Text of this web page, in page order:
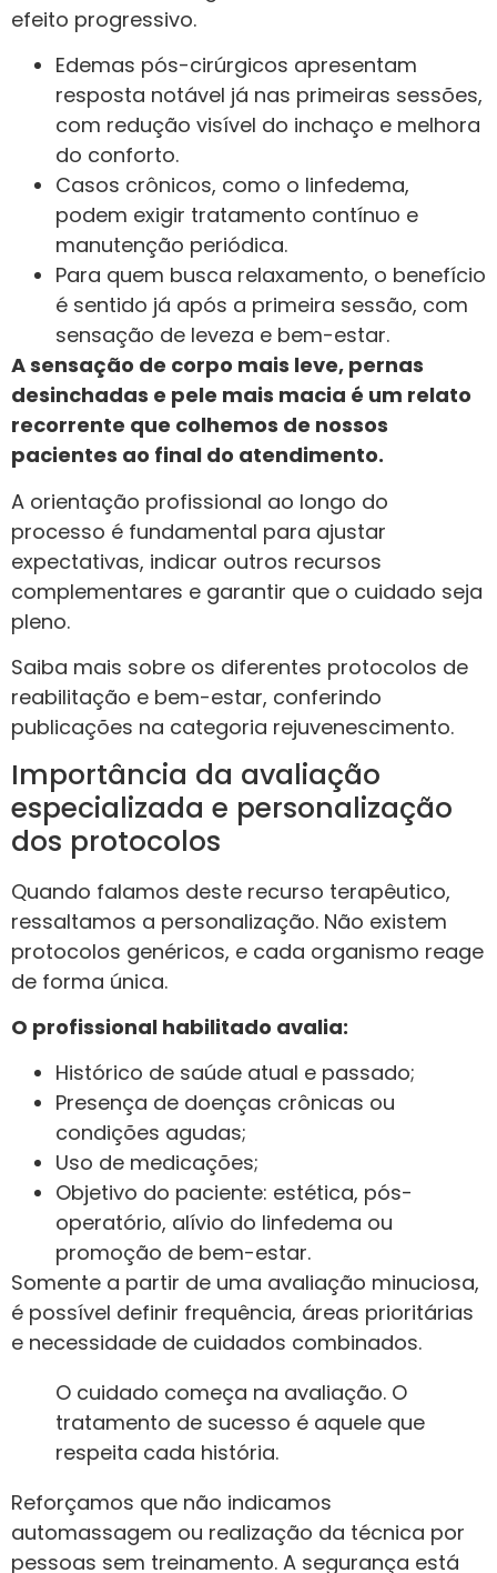
efeito progressivo.
Edemas pós-cirúrgicos apresentam
resposta notável já nas primeiras sessões,
com redução visível do inchaço e melhora
do conforto.
Casos crônicos, como o linfedema,
podem exigir tratamento contínuo e
manutenção periódica.
Para quem busca relaxamento, o benefício
é sentido já após a primeira sessão, com
sensação de leveza e bem-estar.
A sensação de corpo mais leve, pernas
desinchadas e pele mais macia é um relato
recorrente que colhemos de nossos
pacientes ao final do atendimento.
A orientação profissional ao longo do
processo é fundamental para ajustar
expectativas, indicar outros recursos
complementares e garantir que o cuidado seja
pleno.
Saiba mais sobre os diferentes protocolos de
reabilitação e bem-estar, conferindo
publicações na categoria rejuvenescimento.
Importância da avaliação
especializada e personalização
dos protocolos
Quando falamos deste recurso terapêutico,
ressaltamos a personalização. Não existem
protocolos genéricos, e cada organismo reage
de forma única.
O profissional habilitado avalia:
Histórico de saúde atual e passado;
Presença de doenças crônicas ou
condições agudas;
Uso de medicações;
Objetivo do paciente: estética, pós-
operatório, alívio do linfedema ou
promoção de bem-estar.
Somente a partir de uma avaliação minuciosa,
é possível definir frequência, áreas prioritárias
e necessidade de cuidados combinados.
O cuidado começa na avaliação. O
tratamento de sucesso é aquele que
respeita cada história.
Reforçamos que não indicamos
automassagem ou realização da técnica por
pessoas sem treinamento. A segurança está